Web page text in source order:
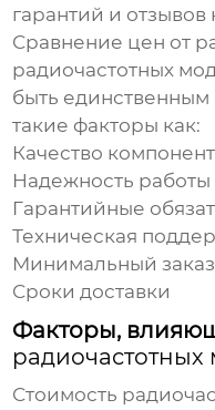
гарантий и отзывов
Сравнение цен от
радиочастотных
быть
такие факторы как:
Качество
Надежность работы
Гарантийные
Техническая
Минимальный заказ
Сроки доставки
Факторы,
радиочастотных
Стоимость